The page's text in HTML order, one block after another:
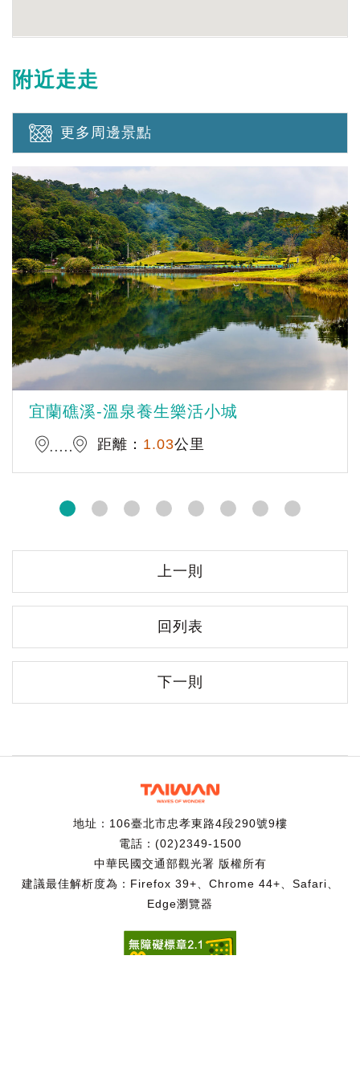
附近走走
更多周邊景點
宜蘭礁溪-溫泉養生樂活小城
距離： 1.03公里
上一則
回列表
下一則
地址：106臺北市忠孝東路4段290號9樓
電話：(02)2349-1500
中華民國交通部觀光署 版權所有
建議最佳解析度為：Firefox 39+、Chrome 44+、Safari、
Edge瀏覽器